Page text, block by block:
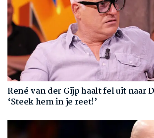
René van der Gijp haalt fel uit naar
‘Steek hem in je reet!’